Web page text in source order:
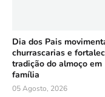
Dia dos Pais
churrascarias e
tradição do almoço em
família
05 Agosto, 2026